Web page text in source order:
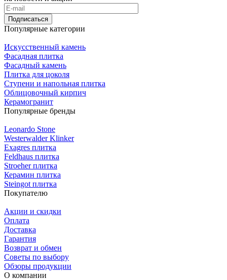
Подписаться
Популярные категории
Искусственный камень
Фасадная плитка
Фасадный камень
Плитка для цоколя
Ступени и напольная плитка
Облицовочный кирпич
Керамогранит
Популярные бренды
Leonardo Stone
Westerwalder Klinker
Exagres плитка
Feldhaus плитка
Stroeher плитка
Керамин плитка
Steingot плитка
Покупателю
Акции и скидки
Оплата
Доставка
Гарантия
Возврат и обмен
Советы по выбору
Обзоры продукции
О компании